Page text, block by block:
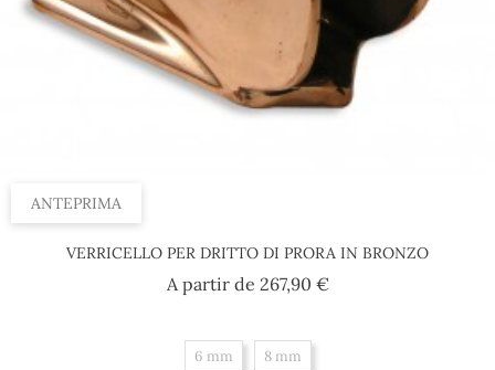
ANTEPRIMA
VERRICELLO PER DRITTO DI PRORA IN BRONZO
A partir de 267,90 €Prezzo
6 mm 8 mm